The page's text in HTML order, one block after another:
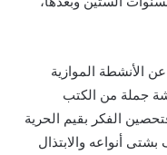
الأنشطة الموازية
جملة من الكتب
الفكر بقيم الحرية
أنواعه والابتذال